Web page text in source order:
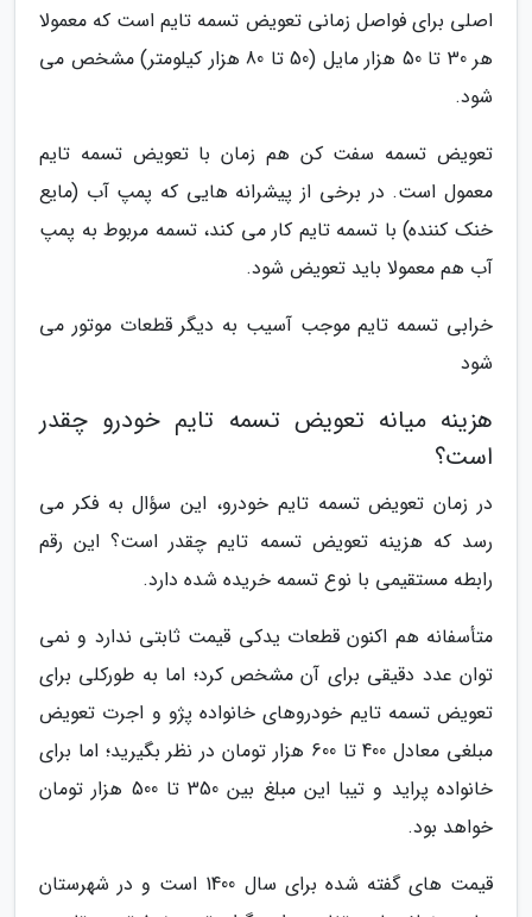
اصلی برای فواصل زمانی تعویض تسمه تایم است که معمولا
هر 30 تا 50 هزار مایل (50 تا 80 هزار کیلومتر) مشخص می
شود.
تعویض تسمه سفت کن هم زمان با تعویض تسمه تایم
معمول است. در برخی از پیشرانه هایی که پمپ آب (مایع
خنک کننده) با تسمه تایم کار می کند، تسمه مربوط به پمپ
آب هم معمولا باید تعویض شود.
خرابی تسمه تایم موجب آسیب به دیگر قطعات موتور می
شود
هزینه میانه تعویض تسمه تایم خودرو چقدر
است؟
در زمان تعویض تسمه تایم خودرو، این سؤال به فکر می
رسد که هزینه تعویض تسمه تایم چقدر است؟ این رقم
رابطه مستقیمی با نوع تسمه خریده شده دارد.
متأسفانه هم اکنون قطعات یدکی قیمت ثابتی ندارد و نمی
توان عدد دقیقی برای آن مشخص کرد؛ اما به طورکلی برای
تعویض تسمه تایم خودروهای خانواده پژو و اجرت تعویض
مبلغی معادل 400 تا 600 هزار تومان در نظر بگیرید؛ اما برای
خانواده پراید و تیبا این مبلغ بین 350 تا 500 هزار تومان
خواهد بود.
قیمت های گفته شده برای سال 1400 است و در شهرستان